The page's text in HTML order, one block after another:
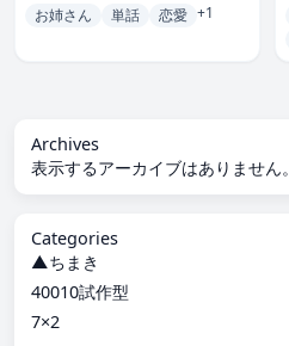
お姉さん
単話 恋愛 +1
Archives
表示するアーカイブはありません。
Categories
▲ちまき
40010試作型
7×2